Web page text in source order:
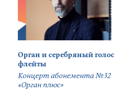
Орган и серебряный голос
флейты
Концерт абонемента №32
«Орган плюс»